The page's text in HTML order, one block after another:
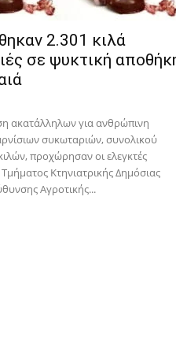
2.301 κιλά
σε ψυκτική
ακατάλληλων για ανθρώπινη
συκωταριών, συνολικού
προχώρησαν οι ελεγκτές
Κτηνιατρικής Δημόσιας
Αγροτικής...